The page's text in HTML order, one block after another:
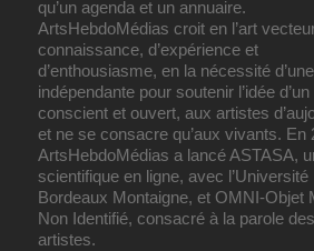
qu’un agenda et un annuaire.
ArtsHebdoMédias croit en l’art
connaissance, d’expérience et
d’enthousiasme, en la nécessité
indépendante pour soutenir l’idée
conscient et ouvert, aux artistes
et ne se consacre qu’aux vivants. En
ArtsHebdoMédias a lancé ASTASA,
scientifique en ligne, avec l’Université
Bordeaux Montaigne, et OMNI-Objet
Non Identifié, consacré à la parole des
artistes.